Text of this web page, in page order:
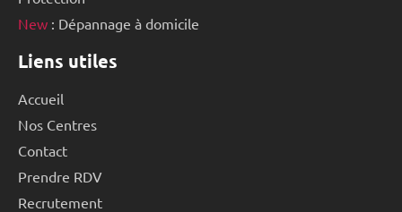
New : Dépannage à domicile
Liens utiles
Accueil
Nos Centres
Contact
Prendre RDV
Recrutement